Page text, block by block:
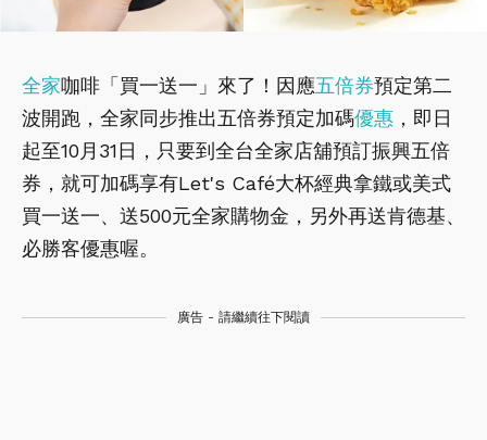
全家咖啡「買一送一」來了！因應五倍券預定第二
波開跑，全家同步推出五倍券預定加碼優惠 ，即日
起至10月31日，只要到全台全家店舖預訂振興五倍
券，就可加碼享有Let's Café大杯經典拿鐵或美式
買一送一、送500元全家購物金，另外再送肯德基、
必勝客優惠喔。
廣告 - 請繼續往下閱讀